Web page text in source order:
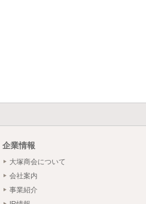
企業情報
大塚商会について
会社案内
事業紹介